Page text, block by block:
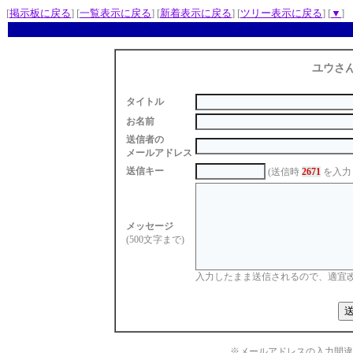
[掲示板に戻る] [一覧表示に戻る] [新着表示に戻る] [ツリー表示に戻る] [▼ ]
ユウさ
タイトル
お名前
送信者の
メールアドレス
送信キー
(送信時 2671を入力
メッセージ
(500文字まで)
入力したまま送信されるので、適宜